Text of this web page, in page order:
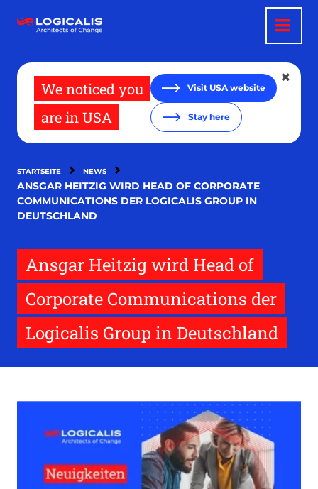
zum
Inhalt
We noticed you
are in USA
Visit USA website
Stay here
STARTSEITE NEWS
ANSGAR HEITZIG WIRD HEAD OF CORPORATE
COMMUNICATIONS DER LOGICALIS GROUP IN
DEUTSCHLAND
Ansgar Heitzig wird Head of
Corporate Communications der
Logicalis Group in Deutschland